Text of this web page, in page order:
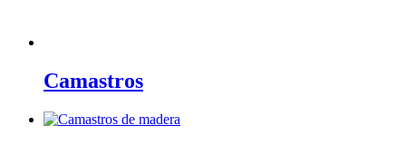
Camastros